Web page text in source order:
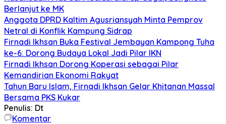
Berlanjut ke MK
Anggota DPRD Kaltim Agusriansyah Minta Pemprov
Netral di Konflik Kampung Sidrap
Firnadi Ikhsan Buka Festival Jembayan Kampong Tuha
ke-6: Dorong Budaya Lokal Jadi Pilar IKN
Firnadi Ikhsan Dorong Koperasi sebagai Pilar
Kemandirian Ekonomi Rakyat
Tahun Baru Islam, Firnadi Ikhsan Gelar Khitanan Massal
Bersama PKS Kukar
Penulis: Dt
Komentar